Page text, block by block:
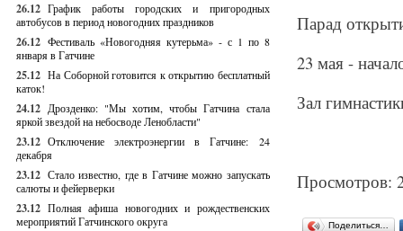
26.12 График работы городских и пригородных
автобусов в период новогодних праздников
26.12 Фестиваль «Новогодняя кутерьма» - с 1 по 8
января в Гатчине
25.12 На Соборной готовится к открытию бесплатный
каток!
24.12 Дрозденко: "Мы хотим, чтобы Гатчина стала
яркой звездой на небосводе Ленобласти"
23.12 Отключение электроэнергии в Гатчине: 24
декабря
23.12 Стало известно, где в Гатчине можно запускать
салюты и фейерверки
23.12 Полная афиша новогодних и рождественских
мероприятий Гатчинского округа
Парад
23 мая -
Зал
Просмотров:
Поделиться…